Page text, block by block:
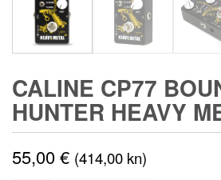
CALINE CP77
HUNTER HEAVY
55,00€ (414,00 kn)